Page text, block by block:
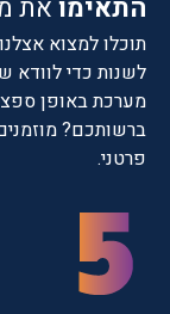
התאימואת
תוכלו למצוא
לשנות כדי לוודא
מערכת באופן
ברשותכם?
פרטני.